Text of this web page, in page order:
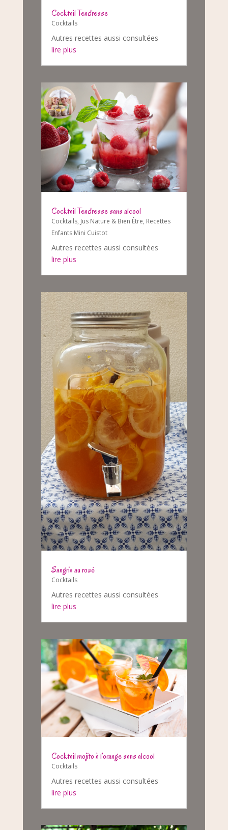
Cocktail Tendresse
Cocktails
Autres recettes aussi consultées
lire plus
Cocktail Tendresse sans alcool
Cocktails, Jus Nature & Bien Être, Recettes
Enfants Mini Cuistot
Autres recettes aussi consultées
lire plus
Sangria au rosé
Cocktails
Autres recettes aussi consultées
lire plus
Cocktail mojito à l’orange sans alcool
Cocktails
Autres recettes aussi consultées
lire plus